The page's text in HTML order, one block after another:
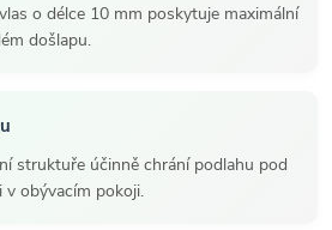
o délce 10 mm poskytuje maximální
došlapu.
struktuře účinně chrání podlahu pod
v obývacím pokoji.